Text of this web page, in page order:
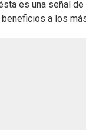
es una señal
a los